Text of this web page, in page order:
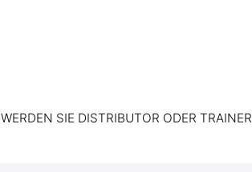
WERDEN SIE DISTRIBUTOR ODER TRAINER